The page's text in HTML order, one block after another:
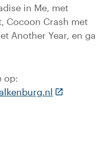
in Me, met
Cocoon Crash met
Another Year, en ga
op:
(Deze link